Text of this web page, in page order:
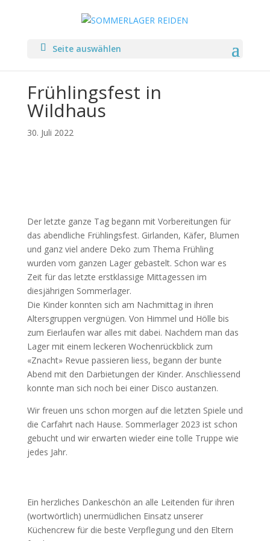
Seite auswählen
Frühlingsfest in
Wildhaus
30. Juli 2022
Der letzte ganze Tag begann mit Vorbereitungen für
das abendliche Frühlingsfest. Girlanden, Käfer, Blumen
und ganz viel andere Deko zum Thema Frühling
wurden vom ganzen Lager gebastelt. Schon war es
Zeit für das letzte erstklassige Mittagessen im
diesjährigen Sommerlager.
Die Kinder konnten sich am Nachmittag in ihren
Altersgruppen vergnügen. Von Himmel und Hölle bis
zum Eierlaufen war alles mit dabei. Nachdem man das
Lager mit einem leckeren Wochenrückblick zum
«Znacht» Revue passieren liess, begann der bunte
Abend mit den Darbietungen der Kinder. Anschliessend
konnte man sich noch bei einer Disco austanzen.
Wir freuen uns schon morgen auf die letzten Spiele und
die Carfahrt nach Hause. Sommerlager 2023 ist schon
gebucht und wir erwarten wieder eine tolle Truppe wie
jedes Jahr.
Ein herzliches Dankeschön an alle Leitenden für ihren
(wortwörtlich) unermüdlichen Einsatz unserer
Küchencrew für die beste Verpflegung und den Eltern